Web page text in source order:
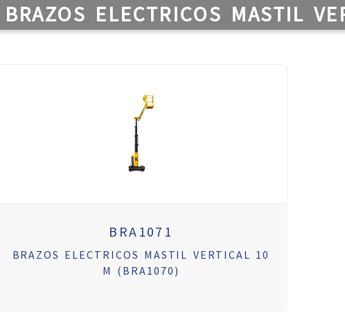
BRAZOS ELECTRICOS MASTIL
BRA1071
BRAZOS ELECTRICOS MASTIL VERTICAL 10
M (BRA1070)